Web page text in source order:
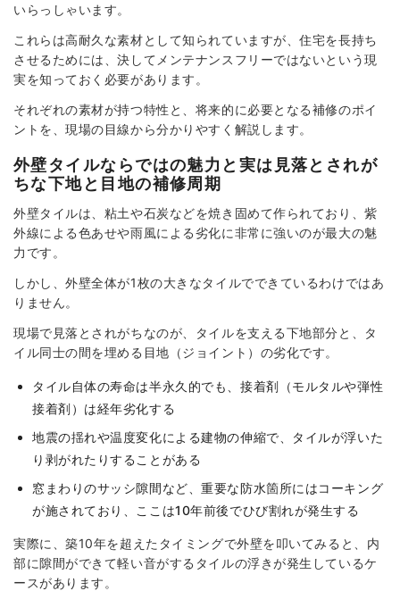
いらっしゃいます。
これらは高耐久な素材として知られていますが、住宅を長持ち
させるためには、決してメンテナンスフリーではないという現
実を知っておく必要があります。
それぞれの素材が持つ特性と、将来的に必要となる補修のポイ
ントを、現場の目線から分かりやすく解説します。
外壁タイルならではの魅力と実は見落とされが
ちな下地と目地の補修周期
外壁タイルは、粘土や石炭などを焼き固めて作られており、紫
外線による色あせや雨風による劣化に非常に強いのが最大の魅
力です。
しかし、外壁全体が1枚の大きなタイルでできているわけではあ
りません。
現場で見落とされがちなのが、タイルを支える下地部分と、タ
イル同士の間を埋める目地（ジョイント）の劣化です。
タイル自体の寿命は半永久的でも、接着剤（モルタルや弾性
接着剤）は経年劣化する
地震の揺れや温度変化による建物の伸縮で、タイルが浮いた
り剥がれたりすることがある
窓まわりのサッシ隙間など、重要な防水箇所にはコーキング
が施されており、ここは10年前後でひび割れが発生する
実際に、築10年を超えたタイミングで外壁を叩いてみると、内
部に隙間ができて軽い音がするタイルの浮きが発生しているケ
ースがあります。